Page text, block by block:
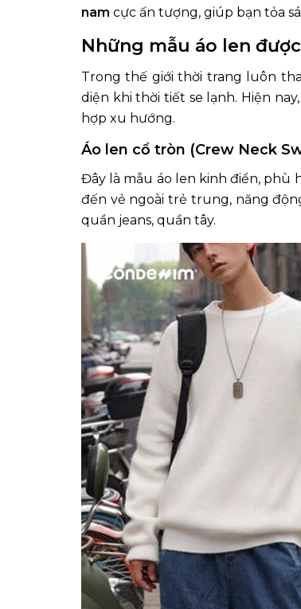
nam cực ấn tượng, giúp bạn tỏa
Những mẫu áo len
Trong thế giới thời trang luôn
diện khi thời tiết se lạnh. Hiện
hợp xu hướng.
Áo len cổ tròn (Crew Neck
Đây là mẫu áo len kinh điển, phù
đến vẻ ngoài trẻ trung, năng
quần jeans, quần tây.